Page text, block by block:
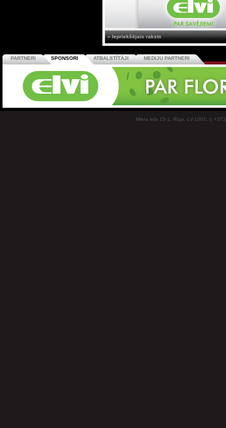
« Iepriekšējais raksts
PARTNERI SPONSORI ATBALSTĪTĀJI MEDIJU PARTNERI
Miera iela 15-1, Rīga, LV-1001, t: